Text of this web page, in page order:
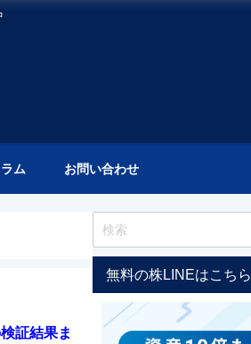
ム お問い合わせ
証結果ま
無料の株LINEはこちら